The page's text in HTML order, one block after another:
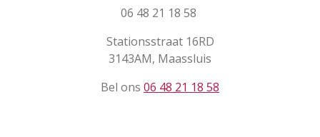
06 48 21 18 58
Stationsstraat 16RD
3143AM, Maassluis
Bel ons 06 48 21 18 58